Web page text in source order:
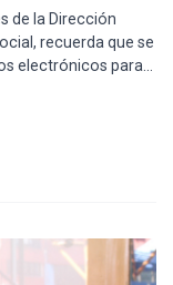
de la Dirección
recuerda que se
electrónicos para
de Becas